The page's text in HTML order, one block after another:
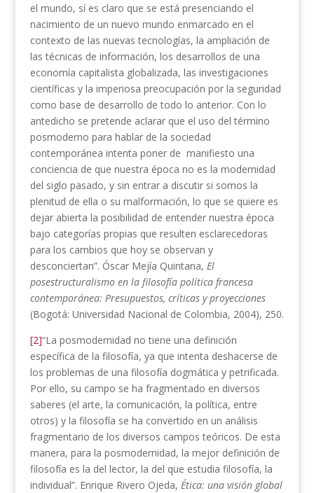
el mundo, sí es claro que se está presenciando el
nacimiento de un nuevo mundo enmarcado en el
contexto de las nuevas tecnologías, la ampliación de
las técnicas de información, los desarrollos de una
economía capitalista globalizada, las investigaciones
científicas y la imperiosa preocupación por la seguridad
como base de desarrollo de todo lo anterior. Con lo
antedicho se pretende aclarar que el uso del término
posmoderno para hablar de la sociedad
contemporánea intenta poner de manifiesto una
conciencia de que nuestra época no es la modernidad
del siglo pasado, y sin entrar a discutir si somos la
plenitud de ella o su malformación, lo que se quiere es
dejar abierta la posibilidad de entender nuestra época
bajo categorías propias que resulten esclarecedoras
para los cambios que hoy se observan y
desconciertan”. Óscar Mejía Quintana, El
posestructuralismo en la filosofía política francesa
contemporánea: Presupuestos, críticas y proyecciones
(Bogotá: Universidad Nacional de Colombia, 2004), 250.
[2]“La posmodernidad no tiene una definición
específica de la filosofía, ya que intenta deshacerse de
los problemas de una filosofía dogmática y petrificada.
Por ello, su campo se ha fragmentado en diversos
saberes (el arte, la comunicación, la política, entre
otros) y la filosofía se ha convertido en un análisis
fragmentario de los diversos campos teóricos. De esta
manera, para la posmodernidad, la mejor definición de
filosofía es la del lector, la del que estudia filosofía, la
individual”. Enrique Rivero Ojeda, Ética: una visión global